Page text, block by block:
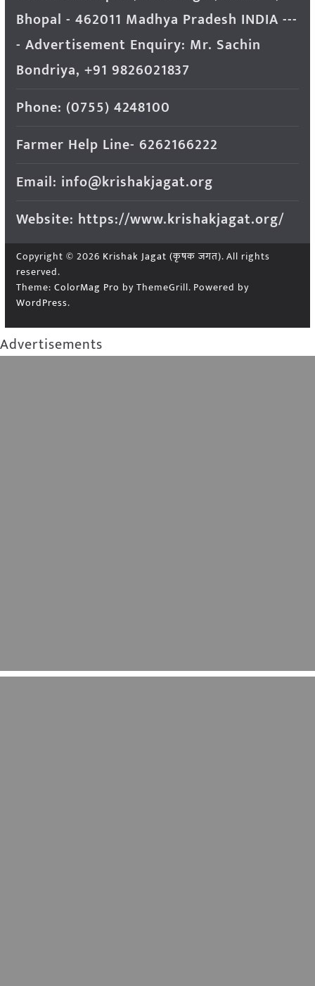
Bhopal - 462011 Madhya Pradesh INDIA ---
- Advertisement Enquiry: Mr. Sachin
Bondriya, +91 9826021837
Phone: (0755) 4248100
Farmer Help Line- 6262166222
Email: info@krishakjagat.org
Website: https://www.krishakjagat.org/
Copyright © 2026 Krishak Jagat (कृषक जगत). All rights
reserved.
Theme: ColorMag Pro by ThemeGrill. Powered by
WordPress.
Advertisements